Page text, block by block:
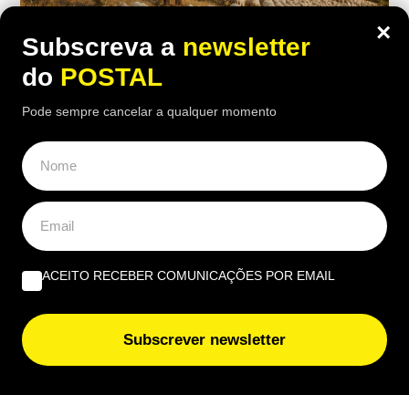
Nem aviões nem helicópteros: pastor
diz que a solução para os incêndios
está nos montes e “limpa mais do que
100 pessoas”
Um pastor espanhol defende que o gado consegue
limpar os montes de forma mais eficaz do que
×
Subscreva a newsletter
do POSTAL
Pode sempre cancelar a qualquer momento
ACEITO RECEBER COMUNICAÇÕES POR EMAIL
Subscrever newsletter